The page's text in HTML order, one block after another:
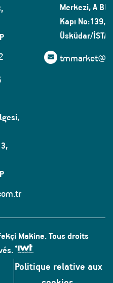
Merkezi, A
Kapı No:139,
Üsküdar/
Makine. Tous droits
Politique relative aux